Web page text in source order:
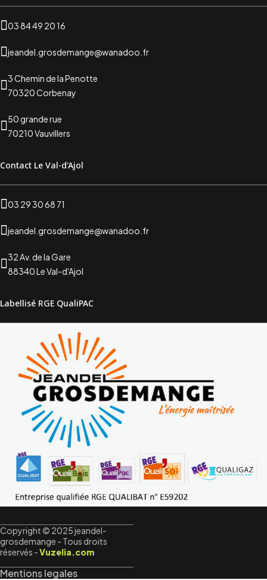
03 84 49 20 16
jeandel.grosdemange@wanadoo.fr
3 Chemin de la Penotte
70320 Corbenay
50 grande rue
70210 Vauvillers
Contact Le Val-d'Ajol
03 29 30 68 71
jeandel.grosdemange@wanadoo.fr
32 Av. de la Gare
88340 Le Val-d'Ajol
Labellisé RGE QualiPAC
Copyright © 2025 jeandel-
grosdemange - Tous droits
réservés -Vuzelia.com
Mentions legales